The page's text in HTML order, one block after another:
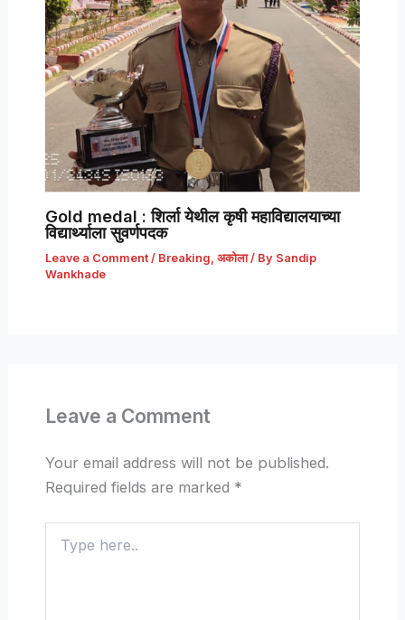
Gold medal : शिर्ला येथील कृषी महाविद्यालयाच्या
विद्यार्थ्याला सुवर्णपदक
Leave a Comment / Breaking अकोला/ By Sandip
Wankhade
Leave a Comment
Your email address will not be published.
Required fields are marked *
here..